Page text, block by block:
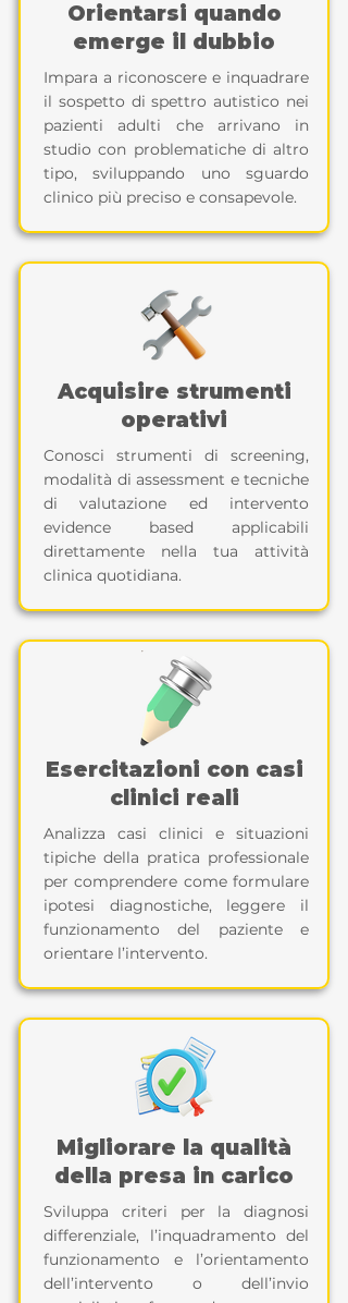
Orientarsi quando
emerge il dubbio
Impara a riconoscere e inquadrare
il sospetto di spettro autistico nei
pazienti adulti che arrivano in
studio con problematiche di altro
tipo, sviluppando uno sguardo
clinico più preciso e consapevole.
Acquisire strumenti
operativi
Conosci strumenti di screening,
modalità di assessment e tecniche
di valutazione ed intervento
evidence based applicabili
direttamente nella tua attività
clinica quotidiana.
Esercitazioni con casi
clinici reali
Analizza casi clinici e situazioni
tipiche della pratica professionale
per comprendere come formulare
ipotesi diagnostiche, leggere il
funzionamento del paziente e
orientare l’intervento.
Migliorare la qualità
della presa in carico
Sviluppa criteri per la diagnosi
differenziale, l’inquadramento del
funzionamento e l’orientamento
dell’intervento o dell’invio